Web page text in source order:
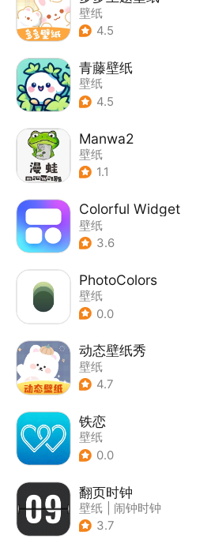
壁纸
4.5
青藤壁纸
壁纸
4.5
Manwa2
壁纸
1.1
Colorful Widget
壁纸
3.6
PhotoColors
壁纸
0.0
动态壁纸秀
壁纸
4.7
铁恋
壁纸
0.0
翻页时钟
壁纸
闹钟时钟
3.7